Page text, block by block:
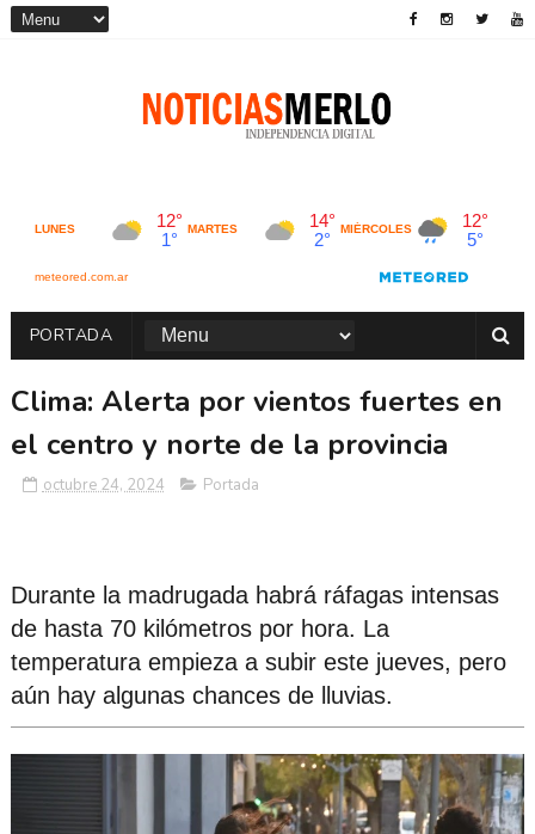
PORTADA
Clima: Alerta por vientos fuertes en
el centro y norte de la provincia
octubre 24, 2024 Portada
Durante la madrugada habrá ráfagas intensas
de hasta 70 kilómetros por hora. La
temperatura empieza a subir este jueves, pero
aún hay algunas chances de lluvias.